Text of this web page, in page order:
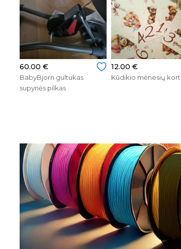
60.00 €
BabyBjorn gultukas
supynės pilkas
12.00 €
Kūdikio mėnesių